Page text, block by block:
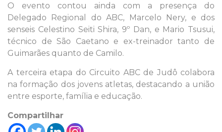
O evento contou ainda com a presença do
Delegado Regional do ABC, Marcelo Nery, e dos
senseis Celestino Seiti Shira, 9º Dan, e Mario Tsusui,
técnico de São Caetano e ex-treinador tanto de
Guimarães quanto de Camilo.
A terceira etapa do Circuito ABC de Judô colabora
na formação dos jovens atletas, destacando a união
entre esporte, família e educação.
Compartilhar